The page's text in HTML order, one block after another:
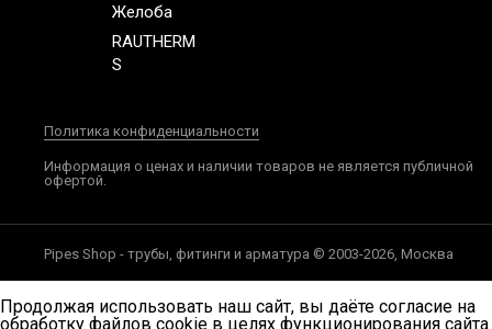
Желоба
RAUTHERM
S
Политика конфиденциальности
Информация о ценах и наличии товаров не является публичной
офертой.
Pipes Shop - трубы, фитинги и арматура © 2003-2026, Москва
Продолжая использовать наш сайт, вы даёте согласие на
обработку файлов cookie в целях функционирования сайта